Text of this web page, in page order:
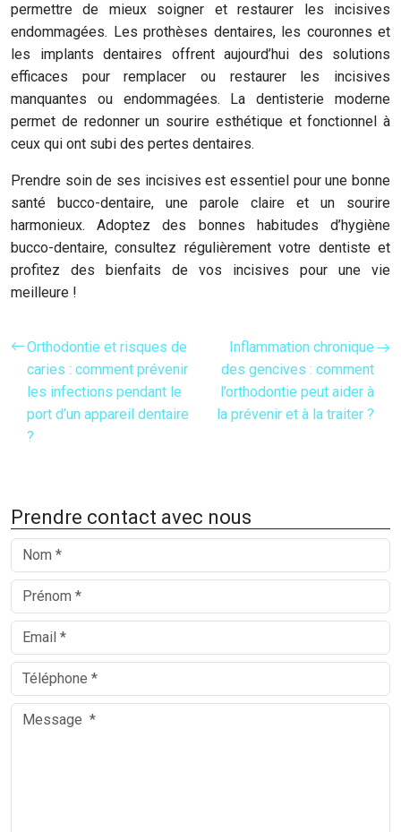
permettre de mieux soigner et restaurer les incisives
endommagées. Les prothèses dentaires, les couronnes et
les implants dentaires offrent aujourd’hui des solutions
efficaces pour remplacer ou restaurer les incisives
manquantes ou endommagées. La dentisterie moderne
permet de redonner un sourire esthétique et fonctionnel à
ceux qui ont subi des pertes dentaires.
Prendre soin de ses incisives est essentiel pour une bonne
santé bucco-dentaire, une parole claire et un sourire
harmonieux. Adoptez des bonnes habitudes d’hygiène
bucco-dentaire, consultez régulièrement votre dentiste et
profitez des bienfaits de vos incisives pour une vie
meilleure !
Orthodontie et risques de
caries : comment prévenir
les infections pendant le
port d’un appareil dentaire
?
Inflammation chronique
des gencives : comment
l’orthodontie peut aider à
la prévenir et à la traiter ?
Prendre contact avec nous